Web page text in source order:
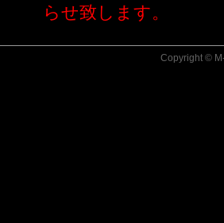
らせ致します。
Copyright ©